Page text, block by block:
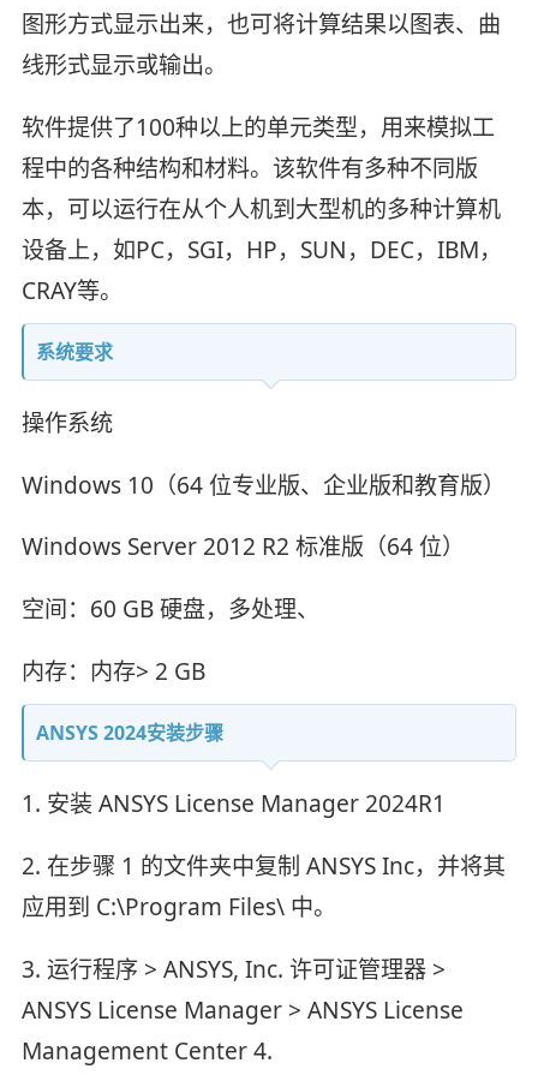
图形方式显示出来，也可将计算结果以图表、曲
线形式显示或输出。
软件提供了100种以上的单元类型，用来模拟工
程中的各种结构和材料。该软件有多种不同版
本，可以运行在从个人机到大型机的多种计算机
设备上，如PC，SGI，HP，SUN，DEC，IBM，
CRAY等。
系统要求
操作系统
Windows 10（64 位专业版、企业版和教育版）
Windows Server 2012 R2 标准版（64 位）
空间：60 GB 硬盘，多处理、
内存：内存> 2 GB
ANSYS 2024安装步骤
1. 安装 ANSYS License Manager 2024R1
2. 在步骤 1 的文件夹中复制 ANSYS Inc，并将其
应用到 C:\Program Files\ 中。
3. 运行程序 > ANSYS, Inc. 许可证管理器 >
ANSYS License Manager > ANSYS License
Management Center 4.